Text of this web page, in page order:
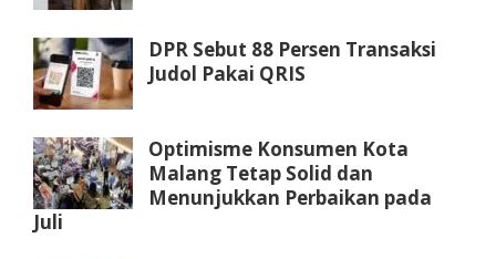
DPR Sebut 88 Persen Transaksi
Judol Pakai QRIS
Optimisme Konsumen Kota
Malang Tetap Solid dan
Menunjukkan Perbaikan pada
Juli